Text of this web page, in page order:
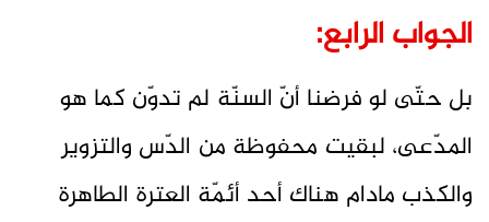
الجواب الرابع:
بل حتّى لو فرضنا أنّ السنّة لم تدوّن كما هو
المدّعى، لبقيت محفوظة من الدّس والتزوير
والكذب مادام هناك أحد أئمّة العترة الطاهرة